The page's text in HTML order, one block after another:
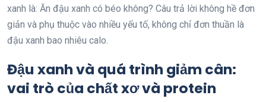
xanh là: Ăn đậu xanh có béo không? Câu trả lời không hề đơn
giản và phụ thuộc vào nhiều yếu tố, không chỉ đơn thuần là
đậu xanh bao nhiêu calo.
Đậu xanh và quá trình giảm cân:
vai trò của chất xơ và protein